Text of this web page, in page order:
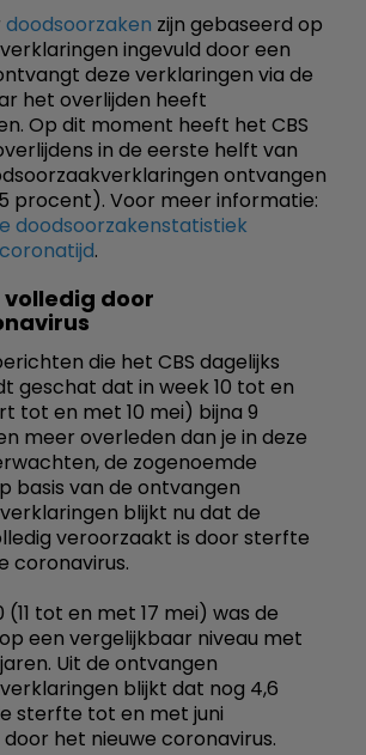
doodsoorzaken zijn gebaseerd op
ingevuld door een
deze verklaringen via de
het overlijden heeft
Op dit moment heeft het CBS
in de eerste helft van
ontvangen
procent). Voor meer informatie:
doodsoorzakenstatistiek
.
door
die het CBS dagelijks
geschat dat in week 10 tot en
tot en met 10 mei) bijna 9
meer overleden dan je in deze
de zogenoemde
basis van de ontvangen
blijkt nu dat de
veroorzaakt is door sterfte
coronavirus.
tot en met 17 mei) was de
een vergelijkbaar niveau met
Uit de ontvangen
blijkt dat nog 4,6
sterfte tot en met juni
het nieuwe coronavirus.